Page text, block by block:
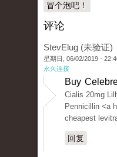
冒个泡吧！
评论
StevElug (未验证)
星期日, 06/02/2019 -
永久连接
Buy
Cialis 20mg
Pennicillin <a
cheapest
回复